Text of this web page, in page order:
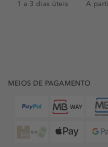
1 a 3 dias úteis
A
MEIOS DE PAGAMENTO